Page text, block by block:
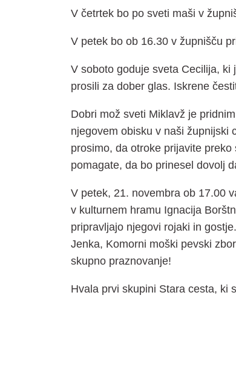
V četrtek bo po sveti maši v
V petek bo ob 16.30 v župnišču
V soboto goduje sveta Cecilija,
prosili za dober glas. Iskrene
Dobri mož sveti Miklavž je
njegovem obisku v naši župnijski
prosimo, da otroke prijavite
pomagate, da bo prinesel dovolj
V petek, 21. novembra ob 17.00
v kulturnem hramu Ignacija
pripravljajo njegovi rojaki in
Jenka, Komorni moški pevski
skupno praznovanje!
Hvala prvi skupini Stara cesta, ki